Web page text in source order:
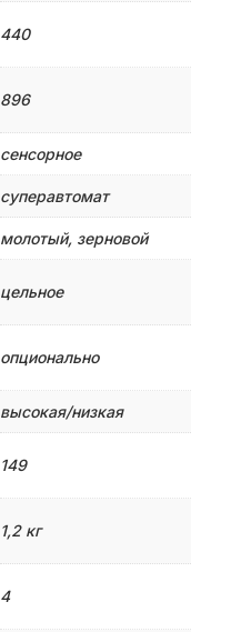
440
896
сенсорное
суперавтомат
молотый, зерновой
цельное
опционально
высокая/низкая
149
1,2 кг
4